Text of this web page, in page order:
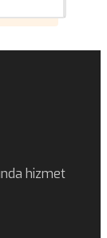
hizmet